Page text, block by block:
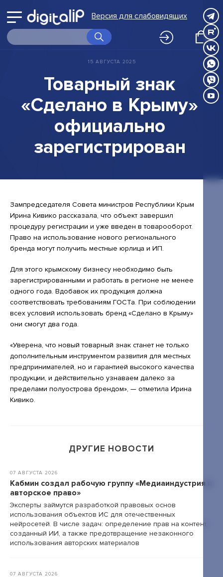
Версия для слабовидящих
О Digital IP
Программы
Корпоративное обучение
НИР
FAQ
Календарь
Клуб
Открытые лекции
IPQuorum.Музыка
Пользовательское соглашение
Сведения об образовательной организации
Согласие на обработку персональных
данных для регистрации на сайте
Согласие на обработку персональных
данных (Cookie)
Политика обработки персональных данных
15 АВГУСТА 2025
Товарный знак
«Сделано в Крыму»
официально
зарегистрирован
Зампредседателя Совета министров Республики Крым
Ирина Кивико рассказала, что объект завершил
процедуру регистрации и уже введен в товарооборот.
Право на использование нового регионального
бренда могут получить местные юрлица и ИП.
Для этого крымскому бизнесу необходимо быть
зарегистрированными и работать в регионе не менее
одного года. Вдобавок их продукция должна
соответствовать требованиям ГОСТа. При соблюдении
всех условий использовать бренд «Сделано в Крыму»
они смогут два года.
«Уверена, что новый товарный знак станет не только
дополнительным инструментом развития для местных
предпринимателей, но и гарантией высокого качества
продукции, и действительно узнаваем далеко за
пределами полуострова брендом», — отметила Ирина
Кивико.
ДРУГИЕ НОВОСТИ
07 АВГУСТА 2026
Кабмин создал рабочую группу «Медиаиндустрия и
авторское право»
Эксперты займутся разработкой правовых основ
использования объектов ИС для отечественных
нейросетей. В числе задач: определение прав на контент,
созданный ИИ, а также предотвращение незаконного
использования авторских материалов
07 АВГУСТА 2026
Принимаю
данных
Принимаю
Принимаю
выбору
программ
Войти
в